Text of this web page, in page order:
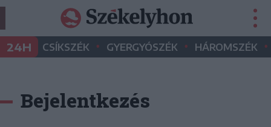
24H CSÍKSZÉK • GYERGYÓSZÉK • HÁROMSZÉK •
Bejelentkezés